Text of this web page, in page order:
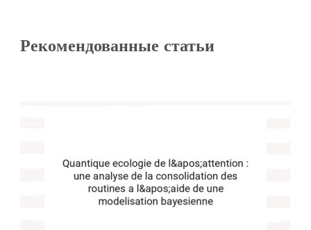
Рекомендованные статьи